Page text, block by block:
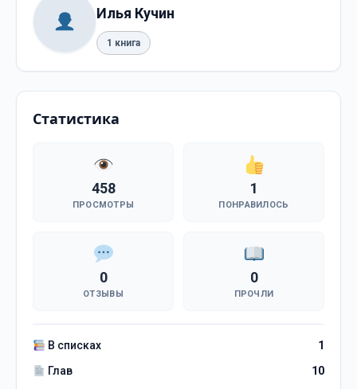
Илья Кучин
1 книга
Статистика
458
ПРОСМОТРЫ
1
ПОНРАВИЛОСЬ
0
ОТЗЫВЫ
0
ПРОЧЛИ
В списках
1
Глав
10